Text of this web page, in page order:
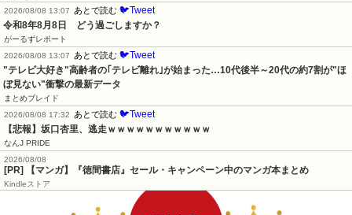
2026/08/08 13:07
あとで読む 🐦Tweet
令和8年8月8日　どう過ごしますか？
がーるずレポート
2026/08/08 13:07
あとで読む 🐦Tweet
"テレビ大好き"高齢者の｢テレビ離れ｣が始まった…10代後半～20代の約7割が"ほ
ぼ見ない"衝撃の最新データ
まとめブレイド
2026/08/08 17:32
あとで読む 🐦Tweet
【悲報】坂口杏里、逃走ｗｗｗｗｗｗｗｗｗｗｗ
なんJ PRIDE
2026/08/08
[PR] 【マンガ】『徳間書店』セール・キャンペーン中のマンガ本まとめ
Kindleストア